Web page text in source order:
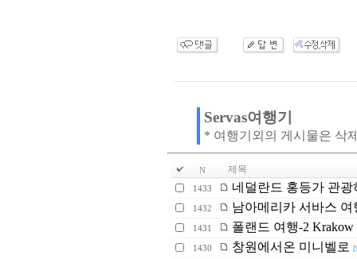
Servas여행기
* 여행기외의 게시물은 삭
N 제목
1433 네덜란드 홍등가 관
1432 남아메리카 서바스 여
1431 폴랜드 여행-2 Krakow
1430 창원에서온 미니벨로